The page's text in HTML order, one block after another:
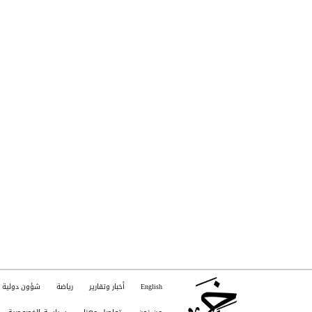
English أخبار وتقارير رياضة شؤون دولية